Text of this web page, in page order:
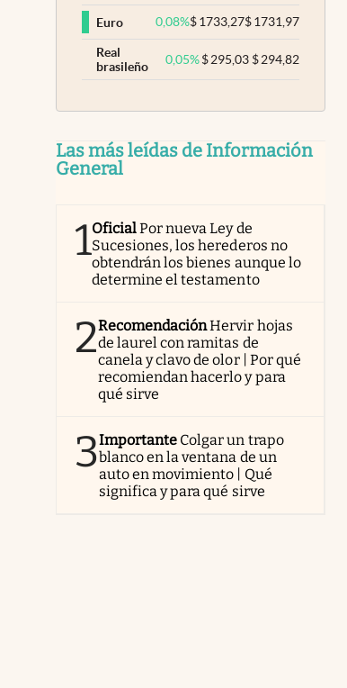
Euro 0,08%$1733,27$1731,97
Real
brasileño
0,05% $295,03 $294,82
Las más leídas de Información
General
1OficialPor nueva Ley de
Sucesiones, los herederos no
obtendrán los bienes aunque lo
determine el testamento
2RecomendaciónHervir hojas
de laurel con ramitas de
canela y clavo de olor | Por qué
recomiendan hacerlo y para
qué sirve
3Importante Colgar un trapo
blanco en la ventana de un
auto en movimiento | Qué
significa y para qué sirve